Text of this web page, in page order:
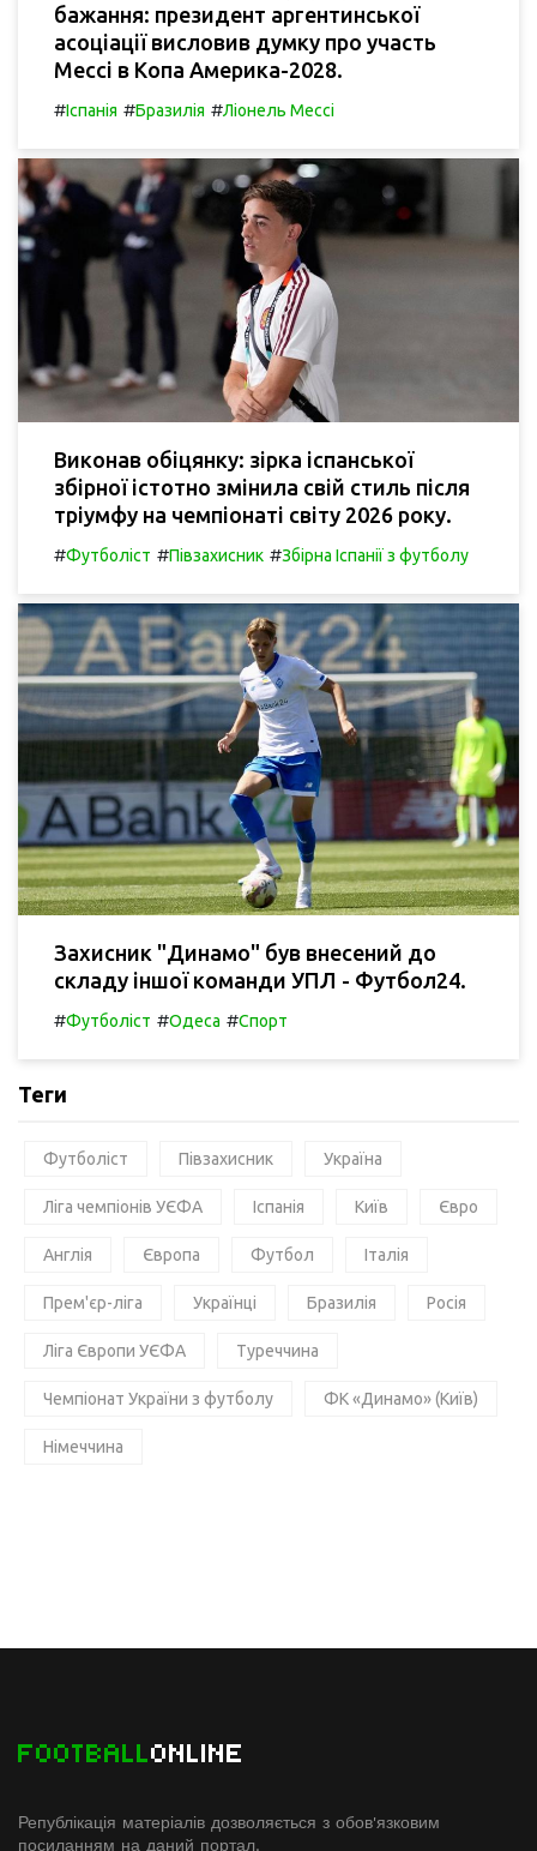
бажання: президент аргентинської
асоціації висловив думку про участь
Мессі в Копа Америка-2028.
#Іспанія #Бразилія #Ліонель Мессі
Виконав обіцянку: зірка іспанської
збірної істотно змінила свій стиль після
тріумфу на чемпіонаті світу 2026 року.
#Футболіст #Півзахисник #Збірна Іспанії з футболу
Захисник "Динамо" був внесений до
складу іншої команди УПЛ - Футбол24.
#Футболіст #Одеса #Спорт
Теги
Футболіст Півзахисник Україна
Ліга чемпіонів УЄФА Іспанія Київ Євро
Англія Європа Футбол Італія
Прем'єр-ліга Українці Бразилія Росія
Ліга Європи УЄФА Туреччина
Чемпіонат України з футболу ФК «Динамо» (Київ)
Німеччина
FOOTBALLONLINE
Републікація матеріалів дозволяється з обов'язковим
посиланням на даний портал.